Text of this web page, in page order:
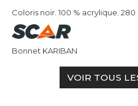
Coloris noir. 100 % acrylique. 280
Bonnet KARIBAN
VOIR TOUS